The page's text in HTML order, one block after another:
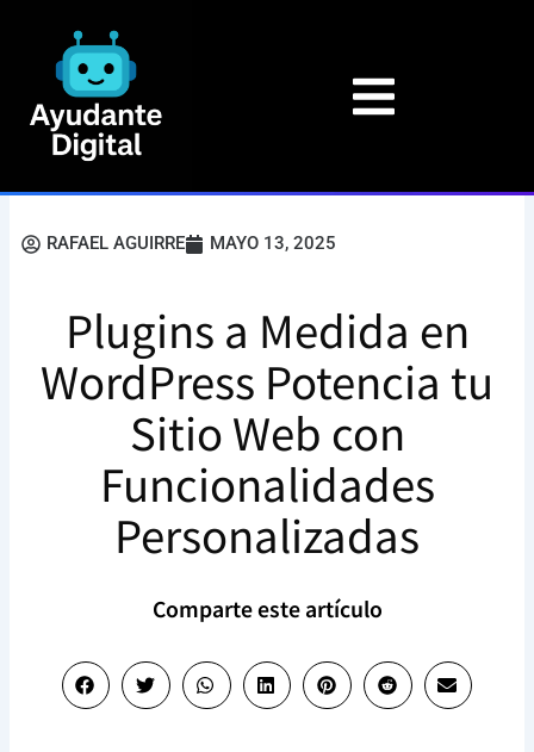
contenido
RAFAEL AGUIRRE MAYO 13, 2025
Plugins a Medida en
WordPress Potencia tu
Sitio Web con
Funcionalidades
Personalizadas
Comparte este artículo